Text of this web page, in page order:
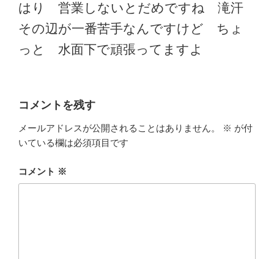
はり 営業しないとだめですね 滝汗
その辺が一番苦手なんですけど ちょ
っと 水面下で頑張ってますよ
コメントを残す
メールアドレスが公開されることはありません。 ※ が付
いている欄は必須項目です
コメント ※